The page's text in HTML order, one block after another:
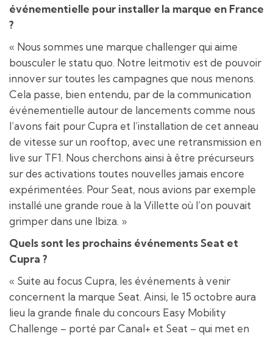
événementielle pour installer la marque en France
?
« Nous sommes une marque challenger qui aime
bousculer le statu quo. Notre leitmotiv est de pouvoir
innover sur toutes les campagnes que nous menons.
Cela passe, bien entendu, par de la communication
événementielle autour de lancements comme nous
l’avons fait pour Cupra et l’installation de cet anneau
de vitesse sur un rooftop, avec une retransmission en
live sur TF1. Nous cherchons ainsi à être précurseurs
sur des activations toutes nouvelles jamais encore
expérimentées. Pour Seat, nous avions par exemple
installé une grande roue à la Villette où l’on pouvait
grimper dans une Ibiza. »
Quels sont les prochains événementsSeat et
Cupra ?
« Suite au focus Cupra, les événements à venir
concernent la marque Seat. Ainsi, le 15 octobre aura
lieu la grande finale du concours Easy Mobility
Challenge – porté par Canal+ et Seat – qui met en